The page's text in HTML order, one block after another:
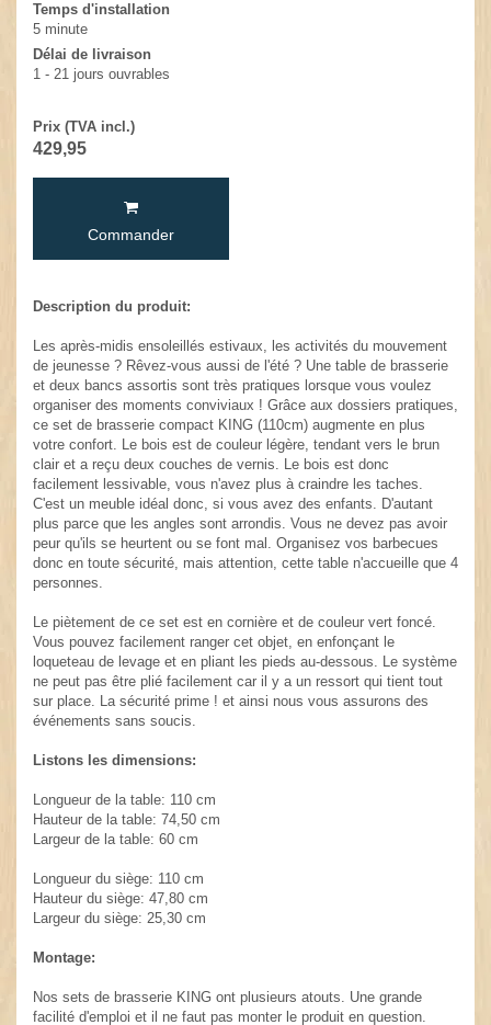
Temps d'installation
5 minute
Délai de livraison
1 - 21 jours ouvrables
Prix (TVA incl.)
429,95
Commander
Description du produit:
Les après-midis ensoleillés estivaux, les activités du mouvement
de jeunesse ? Rêvez-vous aussi de l'été ? Une table de brasserie
et deux bancs assortis sont très pratiques lorsque vous voulez
organiser des moments conviviaux ! Grâce aux dossiers pratiques,
ce set de brasserie compact KING (110cm) augmente en plus
votre confort. Le bois est de couleur légère, tendant vers le brun
clair et a reçu deux couches de vernis. Le bois est donc
facilement lessivable, vous n'avez plus à craindre les taches.
C'est un meuble idéal donc, si vous avez des enfants. D'autant
plus parce que les angles sont arrondis. Vous ne devez pas avoir
peur qu'ils se heurtent ou se font mal. Organisez vos barbecues
donc en toute sécurité, mais attention, cette table n'accueille que 4
personnes.
Le piètement de ce set est en cornière et de couleur vert foncé.
Vous pouvez facilement ranger cet objet, en enfonçant le
loqueteau de levage et en pliant les pieds au-dessous. Le système
ne peut pas être plié facilement car il y a un ressort qui tient tout
sur place. La sécurité prime ! et ainsi nous vous assurons des
événements sans soucis.
Listons les dimensions:
Longueur de la table: 110 cm
Hauteur de la table: 74,50 cm
Largeur de la table: 60 cm
Longueur du siège: 110 cm
Hauteur du siège: 47,80 cm
Largeur du siège: 25,30 cm
Montage:
Nos sets de brasserie KING ont plusieurs atouts. Une grande
facilité d'emploi et il ne faut pas monter le produit en question.